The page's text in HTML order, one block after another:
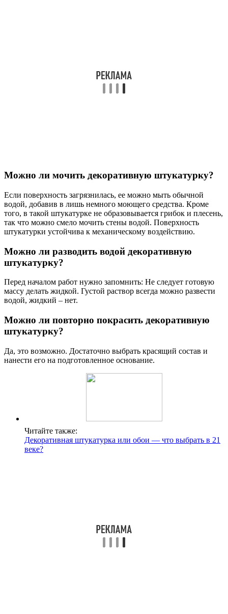
Можно ли мочить декоративную штукатурку?
Если поверхность загрязнилась, ее можно мыть обычной
водой, добавив в лишь немного моющего средства. Кроме
того, в такой штукатурке не образовывается грибок и плесень,
так что можно смело мочить стены водой. Поверхность
штукатурки устойчива к механическому воздействию.
Можно ли разводить водой декоративную
штукатурку?
Перед началом работ нужно запомнить: Не следует готовую
массу делать жидкой. Густой раствор всегда можно развести
водой, жидкий – нет.
Можно ли повторно покрасить декоративную
штукатурку?
Да, это возможно. Достаточно выбрать красящий состав и
нанести его на подготовленное основание.
Читайте также:
Декоративная штукатурка или обои — что выбрать в 21
веке?